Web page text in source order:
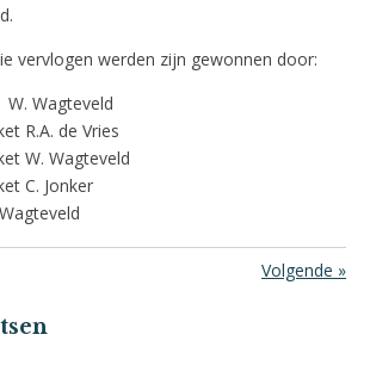
vervlogen werden zijn gewonnen door:
Wagteveld
R.A. de Vries
W. Wagteveld
C. Jonker
Volgende »